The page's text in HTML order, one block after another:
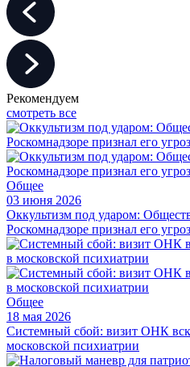
Рекомендуем
смотреть все
Общее
03 июня 2026
Оккультизм под ударом:
Роскомнадзоре признал его
Общее
18 мая 2026
Системный сбой: визит ОНК
московской психиатрии